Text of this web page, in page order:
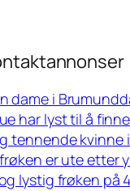
dame i
har lyst til å
tennende kvinne
er ute etter
lystig frøken på